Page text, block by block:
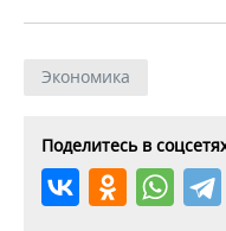
Экономика
Поделитесь в